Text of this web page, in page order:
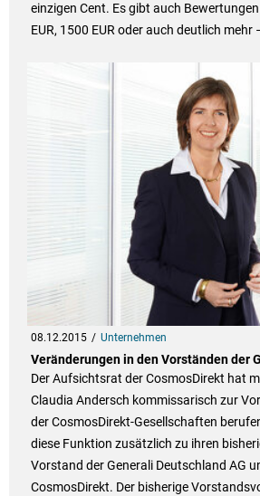
einzigen Cent. Es gibt auch
EUR, 1500 EUR oder auch deutlich mehr
08.12.2015 Unternehmen
Veränderungen in den Vorständen der
Der Aufsichtsrat der CosmosDirekt hat
Claudia Andersch kommissarisch zur
der CosmosDirekt-Gesellschaften
diese Funktion zusätzlich zu ihren
Vorstand der Generali Deutschland AG
CosmosDirekt. Der bisherige